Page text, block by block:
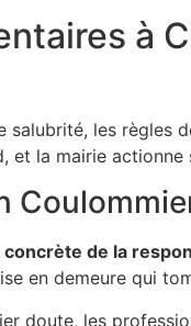
à
les règles
et la mairie actionne
de la
en demeure qui
doute, les